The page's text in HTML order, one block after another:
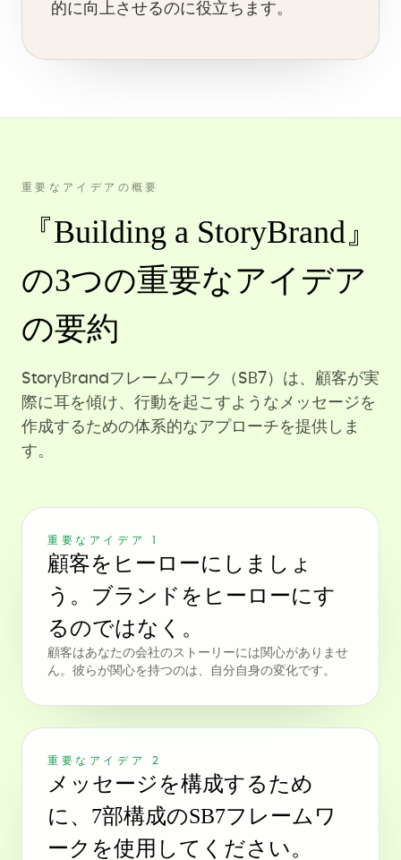
的に向上させるのに役立ちます。
重要なアイデアの概要
『Building a StoryBrand』
の3つの重要なアイデア
の要約
StoryBrandフレームワーク（SB7）は、顧客が実
際に耳を傾け、行動を起こすようなメッセージを
作成するための体系的なアプローチを提供しま
す。
重要なアイデア 1
顧客をヒーローにしましょ
う。ブランドをヒーローにす
るのではなく。
顧客はあなたの会社のストーリーには関心がありませ
ん。彼らが関心を持つのは、自分自身の変化です。
重要なアイデア 2
メッセージを構成するため
に、7部構成のSB7フレームワ
ークを使用してください。